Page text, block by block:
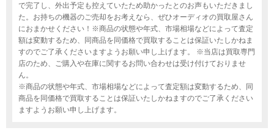
で完了し、外出予定も控えていたため助かったとのお声もいただきまし
た。お持ちの機器のご売却をお考えなら、ぜひオーディオの買取屋さん
におまかせください！※商品の状態や年式、市場相場などによって査定
額は変動するため、同商品を同価格で買取することは保証いたしかねま
すのでご了承くださいますようお願い申し上げます。 ※当店は買取専門
店のため、ご購入や在庫に関するお問い合わせは受け付けておりませ
ん。
※商品の状態や年式、市場相場などによって査定額は変動するため、同
商品を同価格で買取することは保証いたしかねますのでご了承ください
ますようお願い申し上げます。